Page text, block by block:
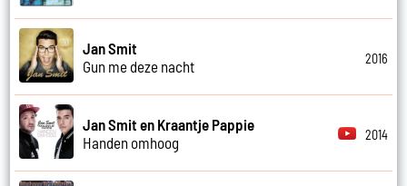
Jan Smit
Gun me deze nacht
2016
Jan Smit en Kraantje Pappie
Handen omhoog
2014